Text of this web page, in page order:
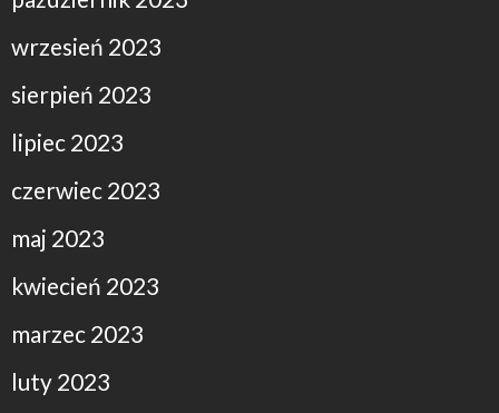
wrzesień 2023
sierpień 2023
lipiec 2023
czerwiec 2023
maj 2023
kwiecień 2023
marzec 2023
luty 2023